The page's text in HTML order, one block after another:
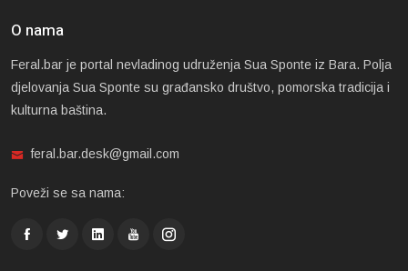
O nama
Feral.bar je portal nevladinog udruženja Sua Sponte iz Bara. Polja
djelovanja Sua Sponte su građansko društvo, pomorska tradicija i
kulturna baština.
feral.bar.desk@gmail.com
Poveži se sa nama: